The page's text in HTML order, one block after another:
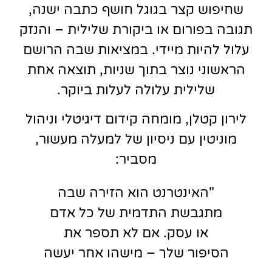
שחיפוש קצר בגוגל חושף כתבה ישנה,
תגובה בפורום או ביקורת שלילית – והנזק
עלול להיות מיידי. במציאות שבה הרושם
הראשוני נוצר בתוך שניות, תוצאה אחת
שלילית עלולה לעלות ביוקר.
לירון קטלן, מומחה קידום דיגיטלי וניהול
מוניטין עם ניסיון של למעלה מעשור,
מסביר:
"האינטרנט הוא הזירה שבה
מתגבשת התדמית של כל אדם
או עסק. אם לא תספר את
הסיפור שלך – מישהו אחר יעשה